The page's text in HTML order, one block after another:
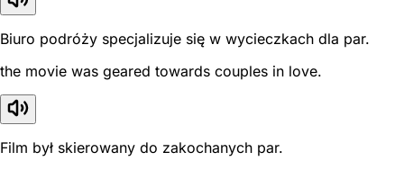
Biuro podróży specjalizuje się w wycieczkach dla par.
the movie was geared towards couples in love.
Film był skierowany do zakochanych par.